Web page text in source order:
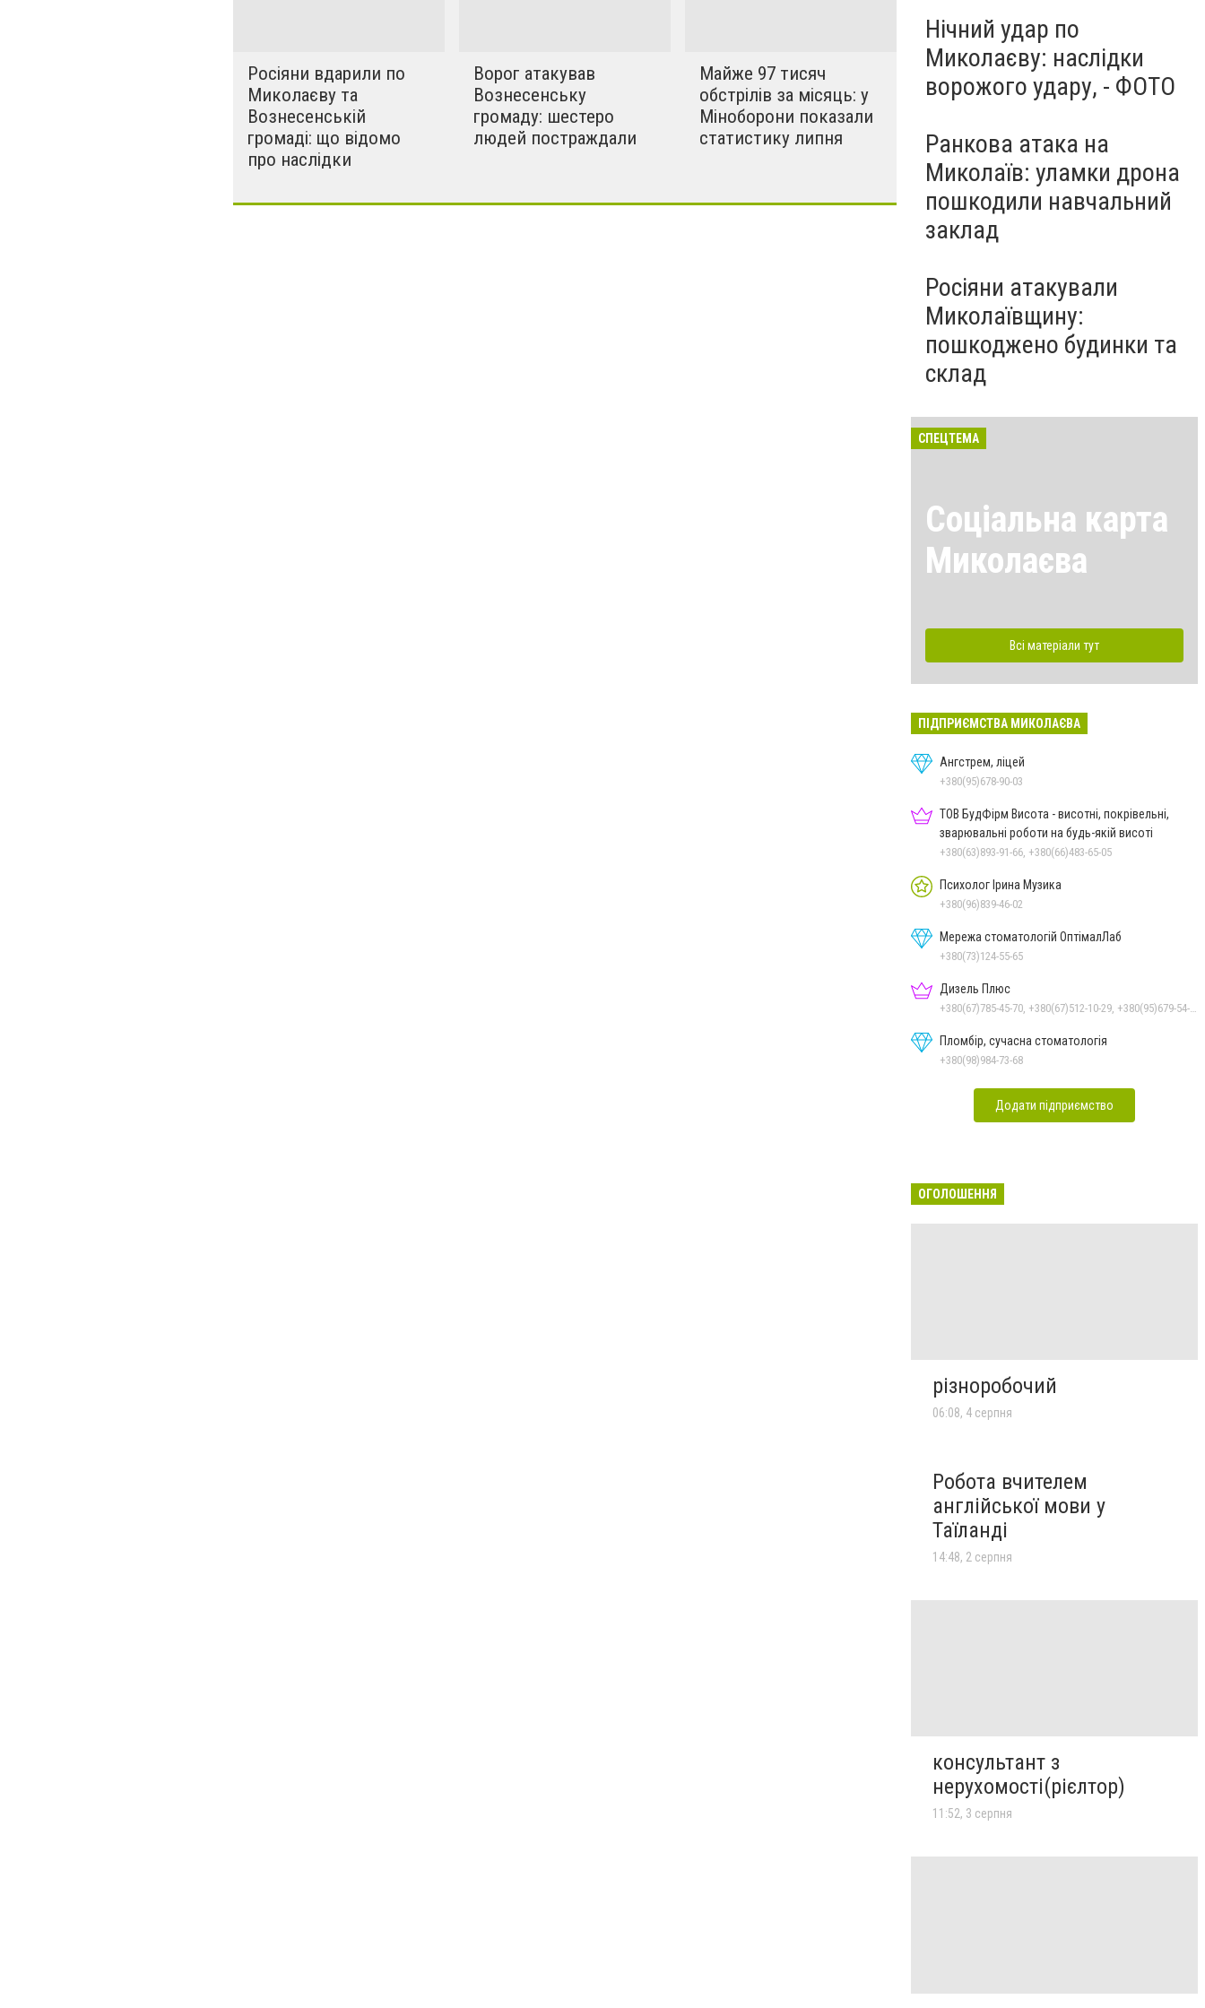
Росіяни вдарили по
Миколаєву та
Вознесенській
громаді: що відомо
про наслідки
Ворог атакував
Вознесенську
громаду: шестеро
людей постраждали
Майже 97 тисяч
обстрілів за місяць: у
Міноборони показали
статистику липня
Нічний удар по
Миколаєву: наслідки
ворожого удару, - ФОТО
Ранкова атака на
Миколаїв: уламки дрона
пошкодили навчальний
заклад
Росіяни атакували
Миколаївщину:
пошкоджено будинки та
склад
СПЕЦТЕМА
Соціальна карта
Миколаєва
Всі матеріали тут
ПІДПРИЄМСТВА МИКОЛАЄВА
Ангстрем, ліцей
+380(95)678-90-03
ТОВ БудФірм Висота - висотні, покрівельні,
зварювальні роботи на будь-якій висоті
+380(63)893-91-66, +380(66)483-65-05
Психолог Ірина Музика
+380(96)839-46-02
Мережа стоматологій ОптімалЛаб
+380(73)124-55-65
Дизель Плюс
Пломбір, сучасна стоматологія
+380(98)984-73-68
Додати підприємство
ОГОЛОШЕННЯ
різноробочий
06:08, 4 серпня
Робота вчителем
англійської мови у
Таїланді
14:48, 2 серпня
консультант з
нерухомості(рієлтор)
11:52, 3 серпня